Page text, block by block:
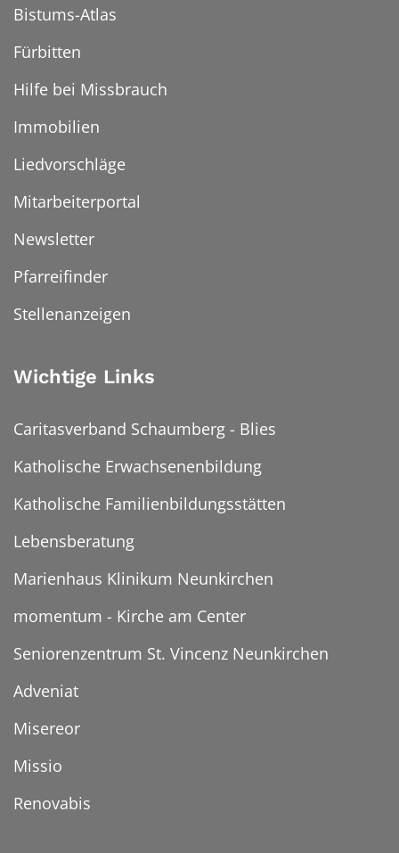
Bistums-Atlas
Fürbitten
Hilfe bei Missbrauch
Immobilien
Liedvorschläge
Mitarbeiterportal
Newsletter
Pfarreifinder
Stellenanzeigen
Wichtige Links
Caritasverband Schaumberg - Blies
Katholische Erwachsenenbildung
Katholische Familienbildungsstätten
Lebensberatung
Marienhaus Klinikum Neunkirchen
momentum - Kirche am Center
Seniorenzentrum St. Vincenz Neunkirchen
Adveniat
Misereor
Missio
Renovabis